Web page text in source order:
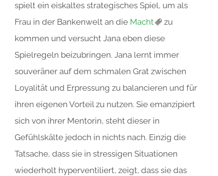
spielt ein eiskaltes strategisches Spiel, um als
Frau in der Bankenwelt an die Macht
zu
kommen und versucht Jana eben diese
Spielregeln beizubringen. Jana lernt immer
souveräner auf dem schmalen Grat zwischen
Loyalität und Erpressung zu balancieren und für
ihren eigenen Vorteil zu nutzen. Sie emanzipiert
sich von ihrer Mentorin, steht dieser in
Gefühlskälte jedoch in nichts nach. Einzig die
Tatsache, dass sie in stressigen Situationen
wiederholt hyperventiliert, zeigt, dass sie das